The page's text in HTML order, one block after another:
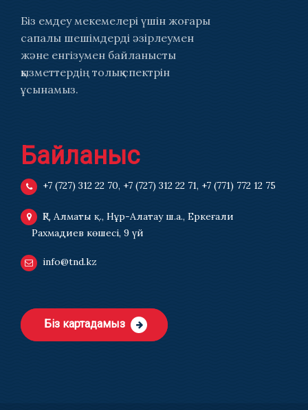
Біз емдеу мекемелері үшін жоғары
сапалы шешімдерді әзірлеумен
және енгізумен байланысты
қызметтердің толық спектрін
ұсынамыз.
Байланыс
+7 (727) 312 22 70, +7 (727) 312 22 71, +7 (771) 772 12 75
ҚР, Алматы қ., Нұр-Алатау ш.а., Еркеғали
Рахмадиев көшесі, 9 үй
info@tnd.kz
Біз картадамыз